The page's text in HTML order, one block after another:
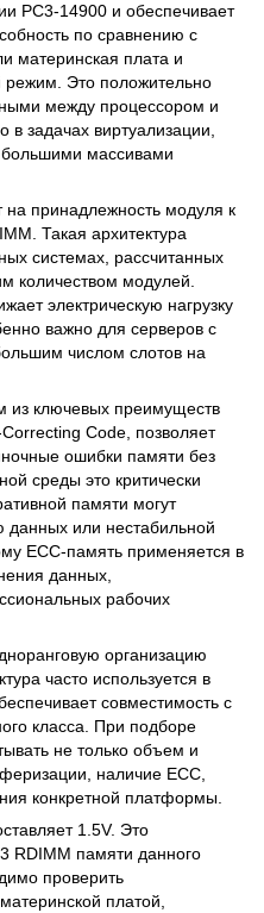
PC3-14900 и обеспечивает
по сравнению с
материнская плата и
режим. Это положительно
между процессором и
задачах виртуализации,
большими массивами
принадлежность модуля к
Такая архитектура
системах, рассчитанных
количеством модулей.
электрическую нагрузку
важно для серверов с
числом слотов на
из ключевых преимуществ
Code, позволяет
ошибки памяти без
среды это критически
памяти могут
данных или нестабильной
ECC-память применяется в
данных,
рабочих
организацию
часто используется в
совместимость с
класса. При подборе
не только объем и
наличие ECC,
конкретной платформы.
1.5V. Это
RDIMM памяти данного
проверить
платой,